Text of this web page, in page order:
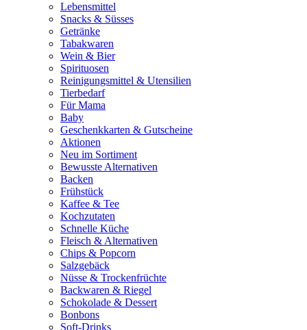
Lebensmittel
Snacks & Süsses
Getränke
Tabakwaren
Wein & Bier
Spirituosen
Reinigungsmittel & Utensilien
Tierbedarf
Für Mama
Baby
Geschenkkarten & Gutscheine
Aktionen
Neu im Sortiment
Bewusste Alternativen
Backen
Frühstück
Kaffee & Tee
Kochzutaten
Schnelle Küche
Fleisch & Alternativen
Chips & Popcorn
Salzgebäck
Nüsse & Trockenfrüchte
Backwaren & Riegel
Schokolade & Dessert
Bonbons
Soft-Drinks